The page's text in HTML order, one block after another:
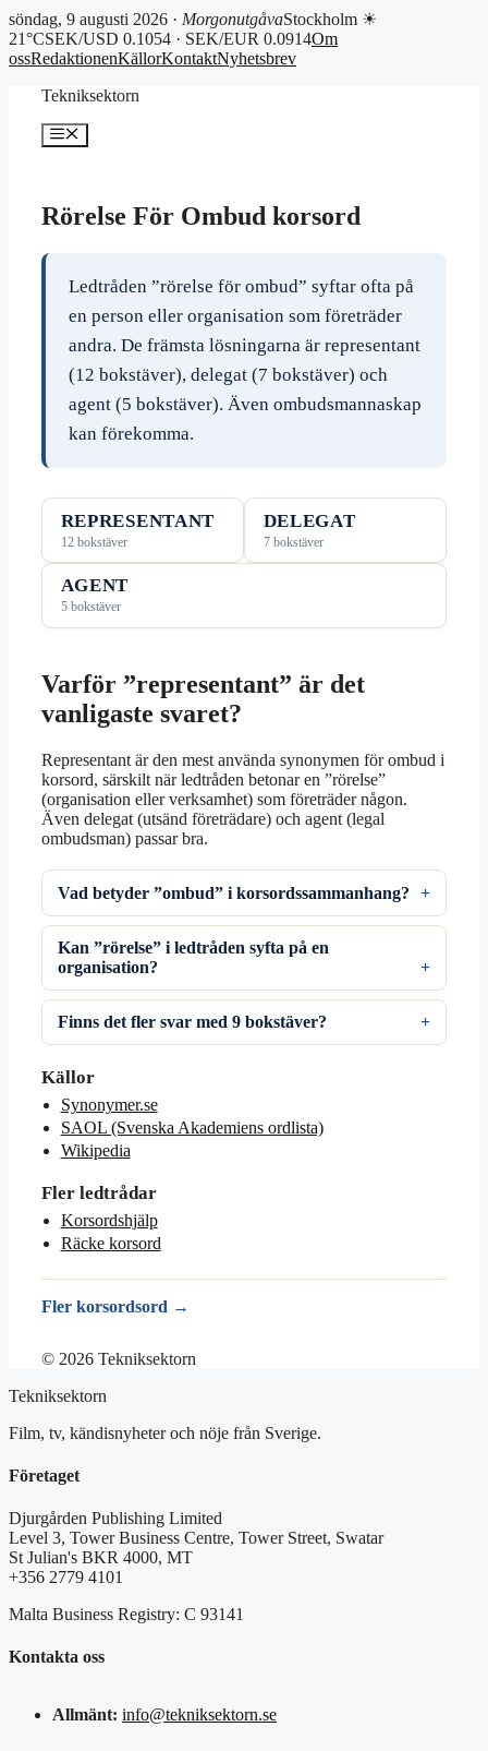
söndag, 9 augusti 2026 · MorgonutgåvaStockholm ☀
21°CSEK/USD 0.1054 · SEK/EUR 0.0914Om
ossRedaktionenKällorKontaktNyhetsbrev
Tekniksektorn
Meny
Rörelse För Ombud korsord
Ledtråden ”rörelse för ombud” syftar ofta på
en person eller organisation som företräder
andra. De främsta lösningarna är representant
(12 bokstäver), delegat (7 bokstäver) och
agent (5 bokstäver). Även ombudsmannaskap
kan förekomma.
REPRESENTANT
12 bokstäver
DELEGAT
7 bokstäver
AGENT
5 bokstäver
Varför ”representant” är det
vanligaste svaret?
Representant är den mest använda synonymen för ombud i
korsord, särskilt när ledtråden betonar en ”rörelse”
(organisation eller verksamhet) som företräder någon.
Även delegat (utsänd företrädare) och agent (legal
ombudsman) passar bra.
Vad betyder ”ombud” i korsordssammanhang?
Kan ”rörelse” i ledtråden syfta på en
organisation?
Finns det fler svar med 9 bokstäver?
Källor
Synonymer.se
SAOL (Svenska Akademiens ordlista)
Wikipedia
Fler ledtrådar
Korsordshjälp
Räcke korsord
Fler korsordsord →
© 2026 Tekniksektorn
Tekniksektorn
Film, tv, kändisnyheter och nöje från Sverige.
Företaget
Djurgården Publishing Limited
Level 3, Tower Business Centre, Tower Street, Swatar
St Julian's BKR 4000, MT
+356 2779 4101
Malta Business Registry: C 93141
Kontakta oss
Allmänt: info@tekniksektorn.se